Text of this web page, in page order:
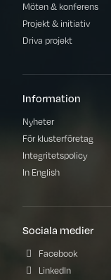
Möten & konferens
Projekt & initiativ
Driva projekt
Information
Nyheter
För klusterföretag
Integritetspolicy
In English
Sociala medier
Facebook
LinkedIn